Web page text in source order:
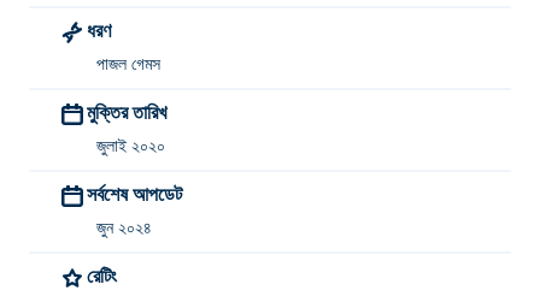
ধরণ
পাজল গেমস
মুক্তির তারিখ
জুলাই ২০২০
সর্বশেষ আপডেট
জুন ২০২৪
রেটিং